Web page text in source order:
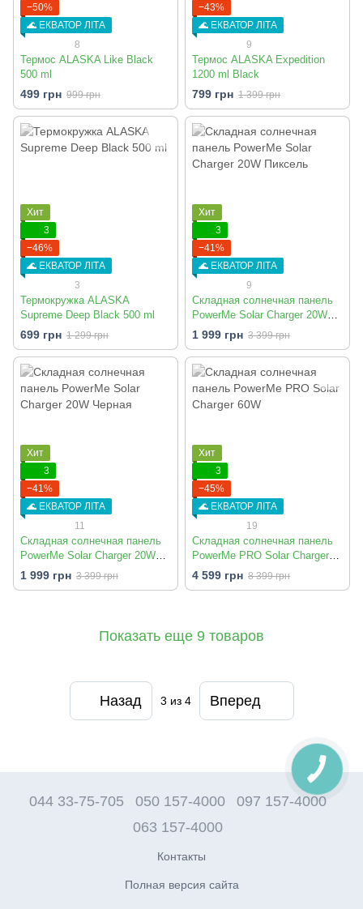
−50%
🌊 ЕКВАТОР ЛІТА
8
Термос ALASKA Like Black
500 ml
499 грн 999 грн
−43%
🌊 ЕКВАТОР ЛІТА
9
Термос ALASKA Expedition
1200 ml Black
799 грн 1 399 грн
Хит
3
−46%
🌊 ЕКВАТОР ЛІТА
3
Термокружка ALASKA
Supreme Deep Black 500 ml
699 грн 1 299 грн
Хит
3
−41%
🌊 ЕКВАТОР ЛІТА
9
Складная солнечная панель
PowerMe Solar Charger 20W
Пиксель
1 999 грн 3 399 грн
Хит
3
−41%
🌊 ЕКВАТОР ЛІТА
11
Складная солнечная панель
PowerMe Solar Charger 20W
Черная
1 999 грн 3 399 грн
Хит
3
−45%
🌊 ЕКВАТОР ЛІТА
19
Складная солнечная панель
PowerMe PRO Solar Charger
60W
4 599 грн 8 399 грн
Показать еще 9 товаров
Назад 3 из 4 Вперед
044 33-75-705 050 157-4000
097 157-4000
063 157-4000
Контакты
Полная версия сайта